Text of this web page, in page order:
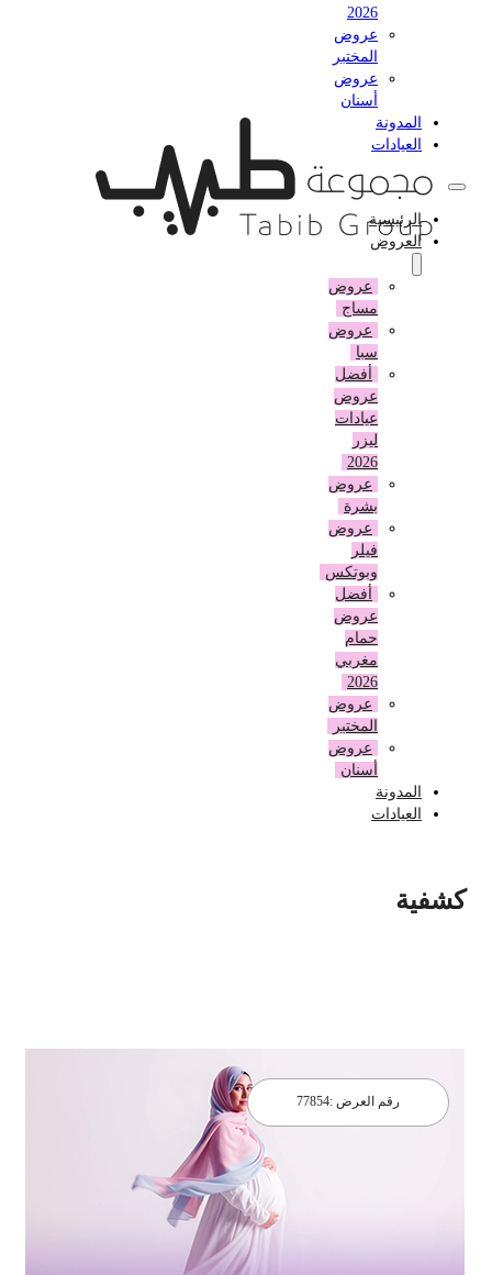
2026
عروض
المختبر
عروض
أسنان
المدونة
العيادات
الرئيسية
العروض
عروض
مساج
عروض
أفضل
عروض
عيادات
2026
عروض
بشرة
عروض
وبوتكس
أفضل
عروض
حمام
مغربي
2026
عروض
المختبر
عروض
أسنان
المدونة
العيادات
كشفية
رقم العرض : 77854